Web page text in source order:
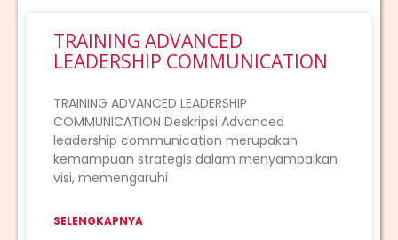
TRAINING ADVANCED
LEADERSHIP COMMUNICATION
TRAINING ADVANCED LEADERSHIP
COMMUNICATION Deskripsi Advanced
leadership communication merupakan
kemampuan strategis dalam menyampaikan
visi, memengaruhi
SELENGKAPNYA